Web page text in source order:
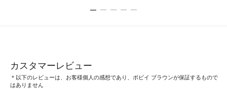
カスタマーレビュー
＊以下のレビューは、お客様個人の感想であり、ボビイ ブラウンが保証するもので
はありません